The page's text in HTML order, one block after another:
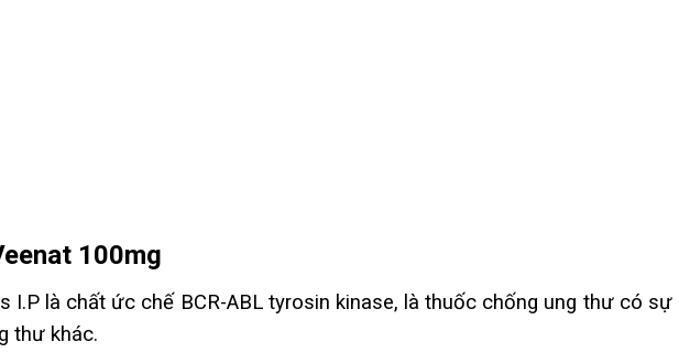
100mg
I.P là chất ức chế BCR-ABL tyrosin kinase, là thuốc chống ung thư có
thư khác.